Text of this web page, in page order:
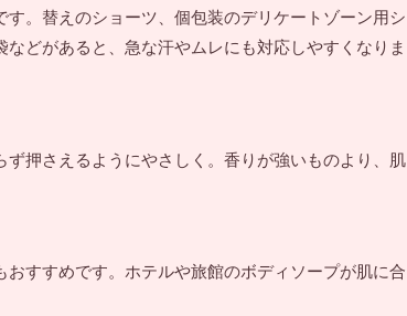
。替えのショーツ、個包装のデリケートゾーン用シ
どがあると、急な汗やムレにも対応しやすくなりま
押さえるようにやさしく。香りが強いものより、肌
すすめです。ホテルや旅館のボディソープが肌に合